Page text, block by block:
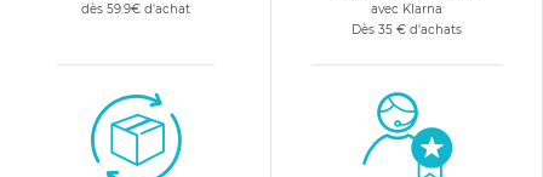
dès 59.9€ d'achat
avec Klarna
Dès 35 € d'achats